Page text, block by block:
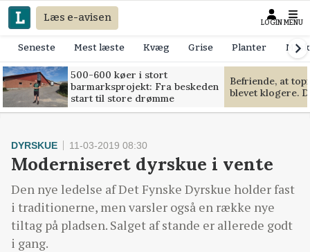
Læs e-avisen LOGIN MENU
Seneste Mest læste Kvæg Grise Planter
500-600 køer i stort
barmarksprojekt: Fra beskeden
start til store drømme
Befriende, at
blevet klogere.
DYRSKUE 11-03-2019 08:30
Moderniseret dyrskue i vente
Den nye ledelse af Det Fynske Dyrskue holder fast
i traditionerne, men varsler også en række nye
tiltag på pladsen. Salget af stande er allerede godt
i gang.